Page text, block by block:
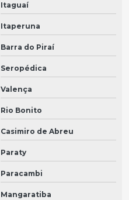
Itaguaí
Itaperuna
Barra do Piraí
Seropédica
Valença
Rio Bonito
Casimiro de Abreu
Paraty
Paracambi
Mangaratiba